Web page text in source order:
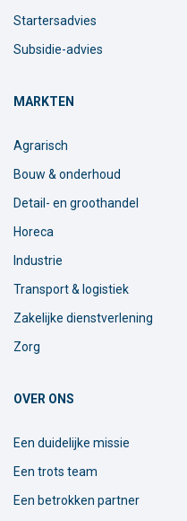
Startersadvies
Subsidie-advies
MARKTEN
Agrarisch
Bouw & onderhoud
Detail- en groothandel
Horeca
Industrie
Transport & logistiek
Zakelijke dienstverlening
Zorg
OVER ONS
Een duidelijke missie
Een trots team
Een betrokken partner